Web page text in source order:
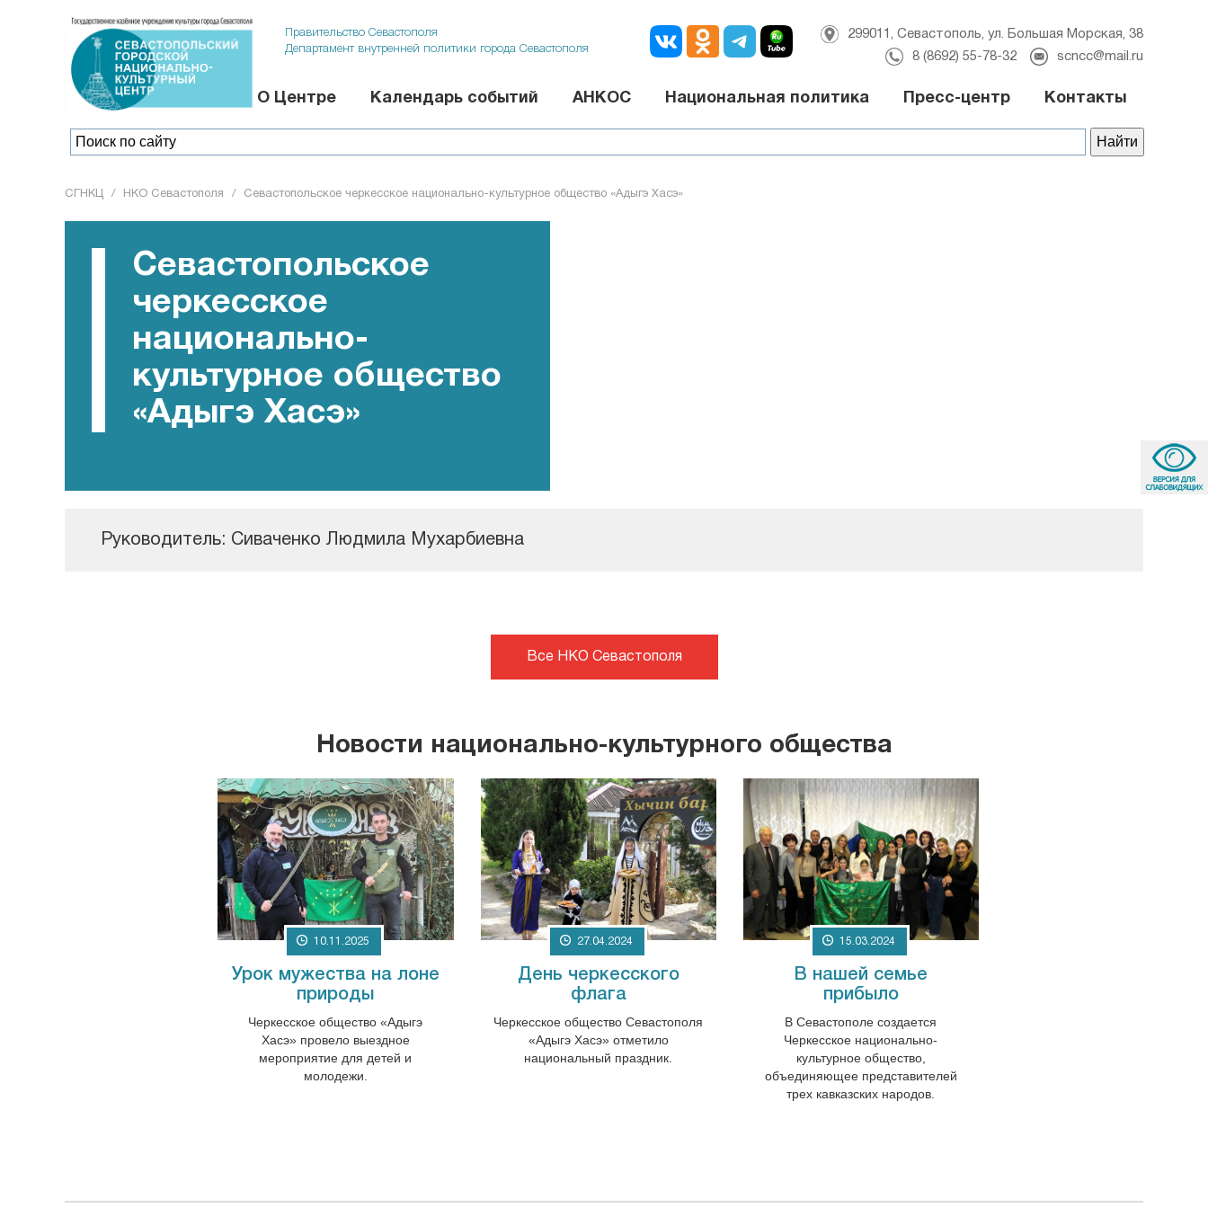
299011, Севастополь, ул. Большая Морская, 38
8 (8692) 55-78-32
scncc@mail.ru
О Центре Календарь событий АНКОС Национальная политика Пресс-центр Контакты
Правительство Севастополя
Департамент внутренней политики города Севастополя
СГНКЦ / НКО Севастополя / Севастопольское черкесское национально-культурное общество «Адыгэ Хасэ»
Севастопольское
черкесское
национально-
культурное общество
«Адыгэ Хасэ»
Руководитель: Сиваченко Людмила Мухарбиевна
Все НКО Севастополя
Новости национально-культурного общества
10.11.2025
Урок мужества на лоне
природы
Черкесское общество «Адыгэ
Хасэ» провело выездное
мероприятие для детей и
молодежи.
27.04.2024
День черкесского
флага
Черкесское общество Севастополя
«Адыгэ Хасэ»отметило
национальный праздник.
15.03.2024
В нашей семье
прибыло
В Севастополе создается
Черкесское национально-
культурное общество,
объединяющее представителей
трех кавказских народов.